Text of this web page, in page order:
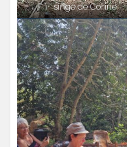
singe de Corine